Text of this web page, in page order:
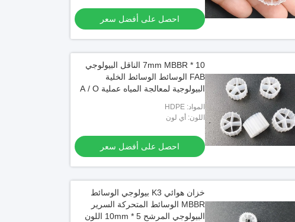
احصل على أفضل سعر
10 * 7mm MBBR الناقل البيولوجي
FAB الوسائط الوسائط الخلية
البيولوجية لمعالجة المياه عملية A / O
المواد: HDPE
اللون: أي لون
احصل على أفضل سعر
خزان هوائي K3 بيولوجي الوسائط
MBBR الوسائط المتحركة السرير
البيولوجي المرشح 5 * 10mm اللون